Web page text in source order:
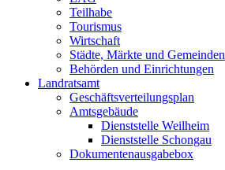
Teilhabe
Tourismus
Wirtschaft
Städte, Märkte und Gemeinden
Behörden und Einrichtungen
Landratsamt
Geschäftsverteilungsplan
Amtsgebäude
Dienststelle Weilheim
Dienststelle Schongau
Dokumentenausgabebox